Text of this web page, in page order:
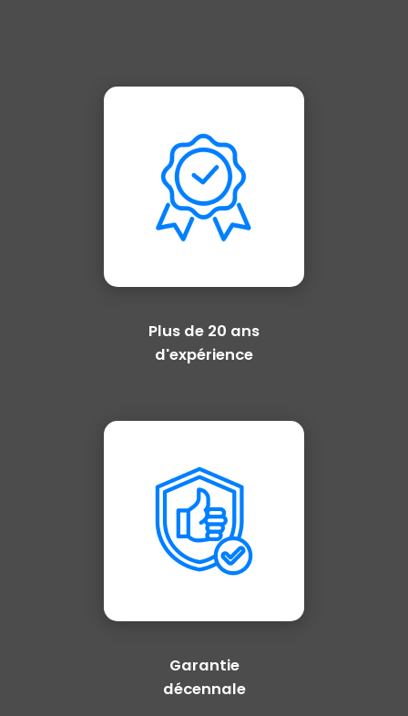
Plus de 20 ans
d'expérience
Garantie
décennale